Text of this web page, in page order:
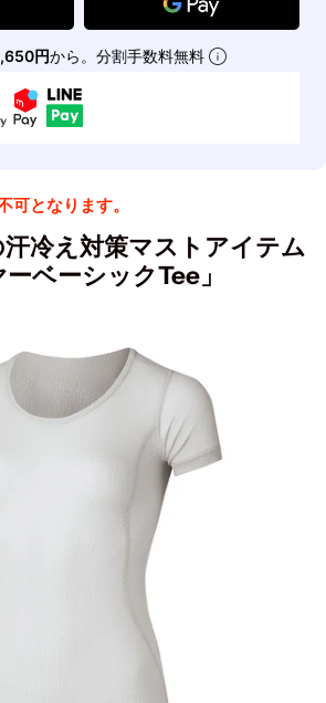
円から。分割手数料無料
となります。
冷え対策マストアイテム
ベーシックTee」